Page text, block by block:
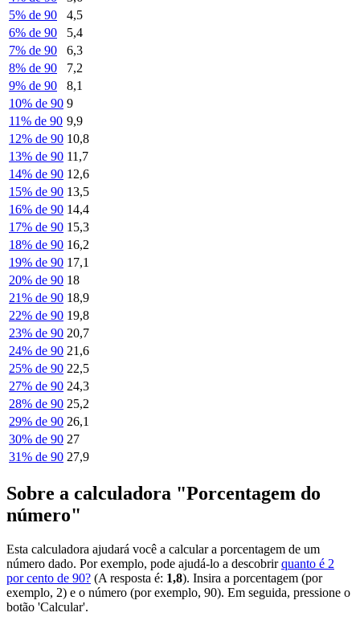
5% de 90
4,5
6% de 90
5,4
7% de 90
6,3
8% de 90
7,2
9% de 90
8,1
10% de 90 9
11% de 90 9,9
12% de 90 10,8
13% de 90 11,7
14% de 90 12,6
15% de 90 13,5
16% de 90 14,4
17% de 90 15,3
18% de 90 16,2
19% de 90 17,1
20% de 90 18
21% de 90 18,9
22% de 90 19,8
23% de 90 20,7
24% de 90 21,6
25% de 90 22,5
27% de 90 24,3
28% de 90 25,2
29% de 90 26,1
30% de 90 27
31% de 90 27,9
Sobre a calculadora "Porcentagem do
número"
Esta calculadora ajudará você a calcular a porcentagem de um
número dado. Por exemplo, pode ajudá-lo a descobrirquanto é 2
por cento de 90? (A resposta é: 1,8). Insira a porcentagem (por
exemplo, 2) e o número (por exemplo, 90). Em seguida, pressione o
botão 'Calcular'.